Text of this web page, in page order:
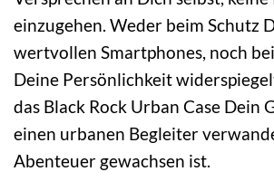
einzugehen. Weder beim Schutz
wertvollen Smartphones, noch
Deine Persönlichkeit
das Black Rock Urban Case Dein
einen urbanen Begleiter
Abenteuer gewachsen ist.